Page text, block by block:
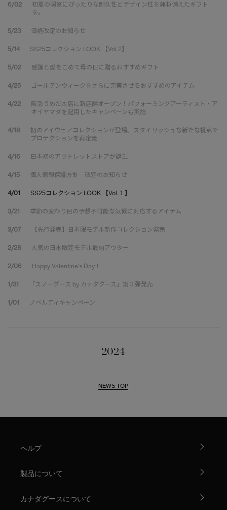
6/02
初夏の陽気にぴったりな耐久性とデザイン性を兼ね備えたギフト
を。
5/23 価格改定のお知らせ
5/14 SS25コレクション LOOK 【Vol.2】
5/02 感謝と愛をこめて母の日に贈るおすすめギフト
4/25 ゴールデンウィークをさらに充実させるおすすめのアイテム
4/22
阪急うめだ本店に新店舗オープン！パフォーミングアーティスト・ア
オイヤマダを起用したキャンペーンも実施
4/18
初のアイウェアコレクションが登場。スタイリッシュな新たな視点で
プロテクションを再定義
4/16 日本初のアウトレットストアが誕生
4/15 個人情報保護方針 改定のお知らせ
4/01 SS25コレクション LOOK 【Vol.１】
3/21 季節の変わり目の予想不可能な気候に対応するアイテム
3/07 【先行発売】日本限モデル新作コレクション発売
2/28 人気の日本限定モデル最旬アウター
2/06 Happy Valentine's Day！
1/31 「スノーグース by カナダグース」第３弾発売
1/01 ノベルティキャンペーン
2024
NEWS TOP
ヘルプ
製品について
カナダグースについて